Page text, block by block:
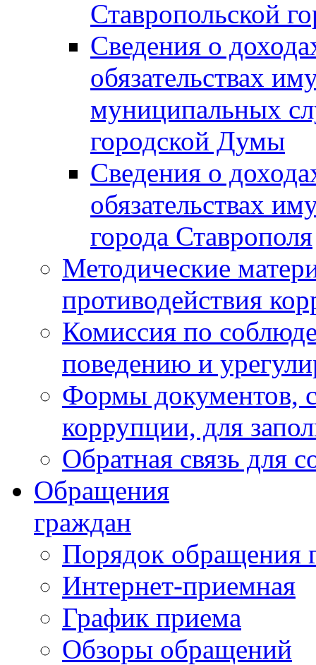
Ставропольской
Сведения о
обязательствах
муниципальных
городской Думы
Сведения о
обязательствах
города Ставрополя
Методические
противодействия
Комиссия по
поведению и
Формы документов,
коррупции, для
Обратная связь для
Обращения
граждан
Порядок обращения
Интернет-приемная
График приема
Обзоры обращений